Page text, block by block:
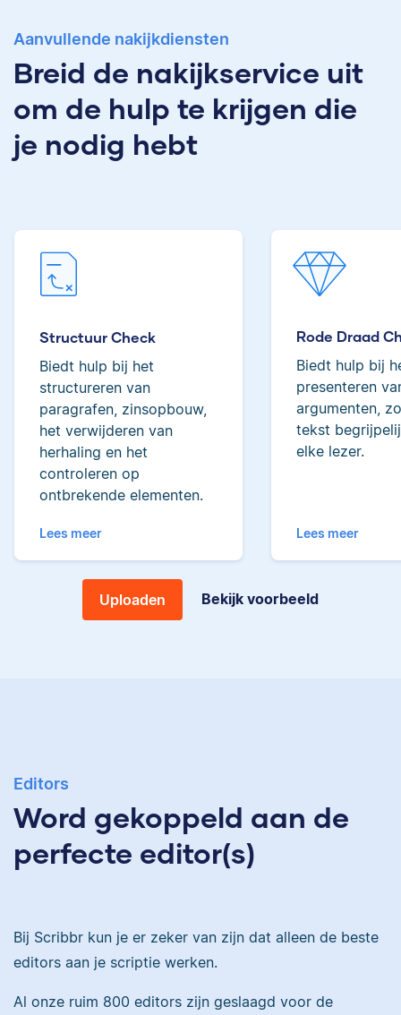
Aanvullende nakijkdiensten
Breid de nakijkservice uit
om de hulp te krijgen die
je nodig hebt
Structuur Check
Biedt hulp bij het
structureren van
paragrafen, zinsopbouw,
het verwijderen van
herhaling en het
controleren op
ontbrekende elementen.
Lees meer
Rode Draad
Biedt hulp bij
presenteren
argumenten,
tekst
elke lezer.
Lees meer
Uploaden Bekijk voorbeeld
Editors
Word gekoppeld aan de
perfecte editor(s)
Bij Scribbr kun je er zeker van zijn dat alleen de beste
editors aan je scriptie werken.
Al onze ruim 800 editors zijn geslaagd voor de
Erica heeft Nederlands
tot de top van Scribbrs
Yves
Yves heeft een MSc in
Econometrie, is
heeft gewerkt als
werkt als senior editor
bij Scribbr waar ze al
meer dan 2,5 miljoen
woorden heeft
Erica
gestudeerd, heeft als
junior onderzoeker
gewerkt bij Tilburg
University en is nu
Lilianne
Lilianne heeft Engels
gestudeerd, is docent
journalistiek en heeft
als Scribbr-editor al
meer dan 600
Ingrid
geredigeerd.